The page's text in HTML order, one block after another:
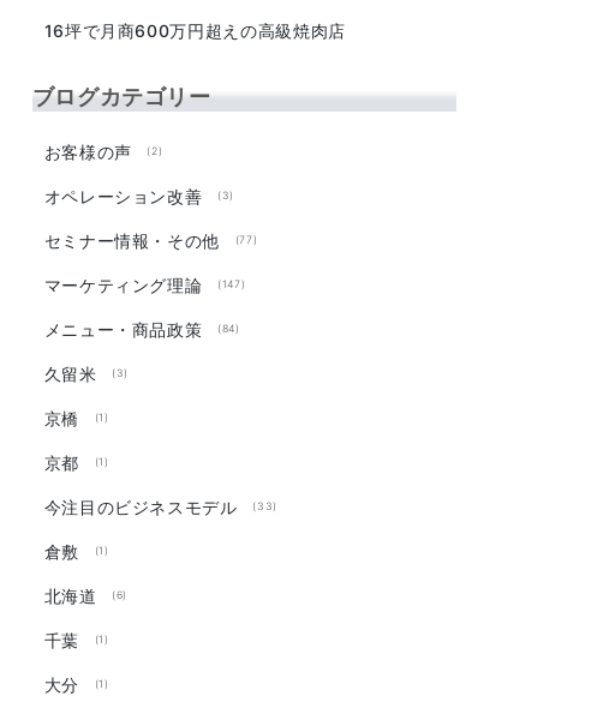
16坪で月商600万円超えの高級焼肉店
ブログカテゴリー
お客様の声 (2)
オペレーション改善 (3)
セミナー情報・その他 (77)
マーケティング理論 (147)
メニュー・商品政策 (84)
久留米 (3)
京橋 (1)
京都 (1)
今注目のビジネスモデル (33)
倉敷 (1)
北海道 (6)
千葉 (1)
大分 (1)